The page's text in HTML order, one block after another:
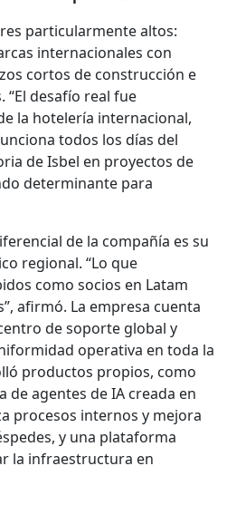
particularmente altos:
internacionales con
cortos de construcción e
desafío real fue
la hotelería internacional,
todos los días del
de Isbel en proyectos de
determinante para
de la compañía es su
regional. “Lo que
como socios en Latam
afirmó. La empresa cuenta
de soporte global y
operativa en toda la
productos propios, como
de agentes de IA creada en
procesos internos y mejora
y una plataforma
la infraestructura en